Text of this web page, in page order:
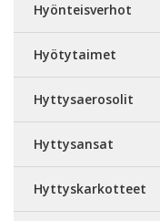
Hyönteisverhot
Hyötytaimet
Hyttysaerosolit
Hyttysansat
Hyttyskarkotteet